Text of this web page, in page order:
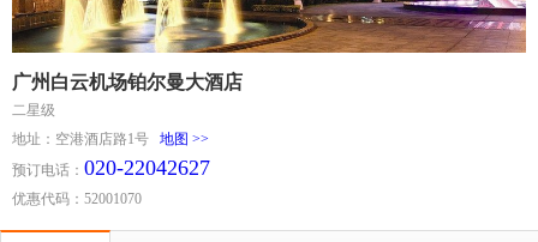
广州白云机场铂尔曼大酒店
二星级
地址：空港酒店路1号 地图 >>
预订电话： 020-22042627
优惠代码：52001070